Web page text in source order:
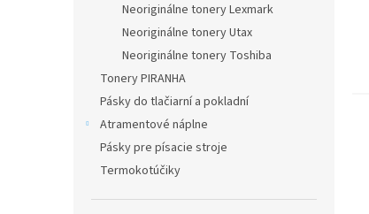
Neoriginálne tonery Lexmark
Neoriginálne tonery Utax
Neoriginálne tonery Toshiba
Tonery PIRANHA
Pásky do tlačiarní a pokladní
Atramentové náplne
Pásky pre písacie stroje
Termokotúčiky